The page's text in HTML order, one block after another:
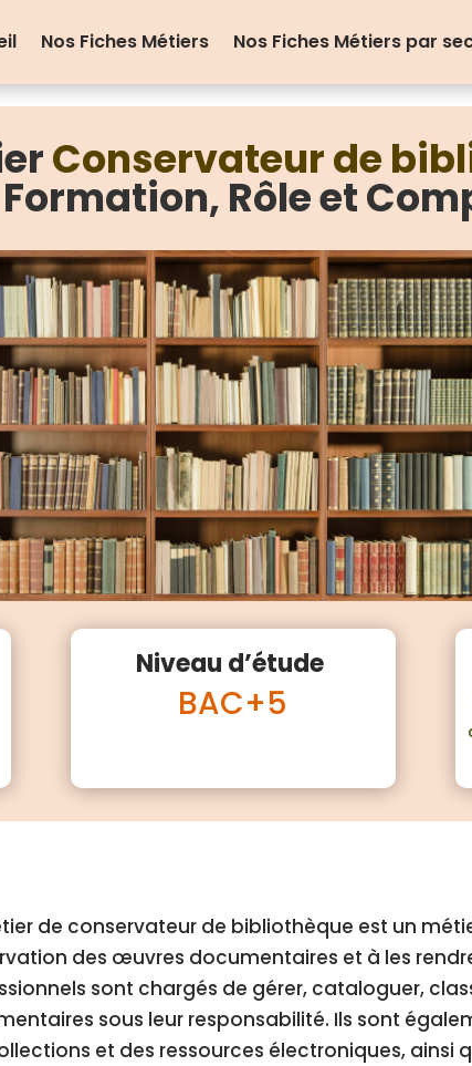
Nos Fiches Métiers Nos Fiches Métiers par
Conservateur de
Rôle et
Niveau d’étude
BAC+5
de conservateur de bibliothèque est un
des œuvres documentaires et à les
sont chargés de gérer, cataloguer,
sous leur responsabilité. Ils sont
et des ressources électroniques, ainsi